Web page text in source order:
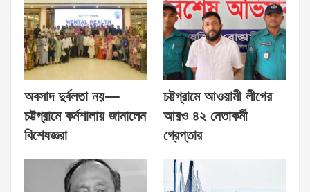
অবসাদ দুর্বলতা নয়—
চট্টগ্রামে কর্মশালায় জানালেন
বিশেষজ্ঞরা
চট্টগ্রামে আওয়ামী লীগের
আরও ৪২ নেতাকর্মী
গ্রেপ্তার